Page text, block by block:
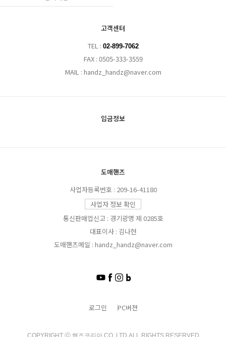
고객센터
TEL : 02-899-7062
FAX : 0505-333-3559
MAIL : handz_handz@naver.com
입금정보
도매핸즈
사업자등록번호 : 209-16-41180
사업자 정보 확인
통신판매업신고 : 경기광명 제 0285호
대표이사 : 김나현
도매핸즈메일 : handz_handz@naver.com
로그인 PC버젼
COPYRIGHT ⓒ 핸즈코리아 CO.,LTD.ALL RIGHTS RESERVED